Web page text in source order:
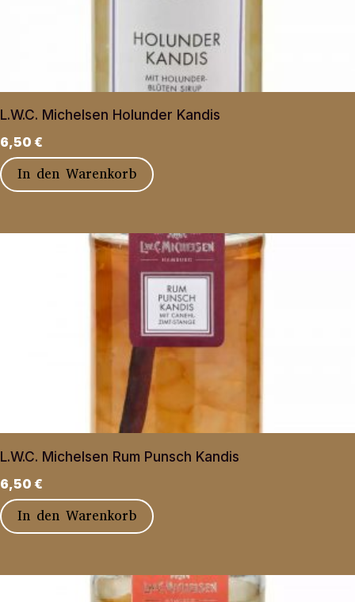
L.W.C. Michelsen Holunder Kandis
6,50 €
In den Warenkorb
L.W.C. Michelsen Rum Punsch Kandis
6,50 €
In den Warenkorb